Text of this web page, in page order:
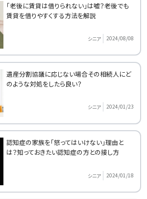
「老後に賃貸は借りられない」は嘘？老後でも
賃貸を借りやすくする方法を解説
シニア 2024/08/08
遺産分割協議に応じない場合その相続人にど
のような対処をしたら良い？
シニア 2024/01/23
認知症の家族を「怒ってはいけない」理由と
は？知っておきたい認知症の方との接し方
シニア 2024/01/18